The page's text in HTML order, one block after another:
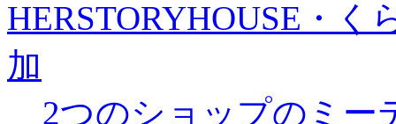
HERSTORYHOUSE・
加
2つのショップのミー